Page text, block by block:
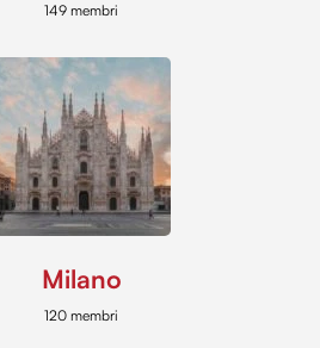
149 membri
Milano
120 membri